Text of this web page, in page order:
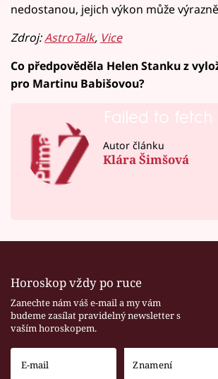
nedostanou, jejich výkon může
Zdroj:AstroTalk, Vice
Co předpověděla Helen Stanku z
pro Martinu Babišovou?
Failed to fetch
Autor článku
Klára Šimšová
Horoskop vždy po ruce
Zanechte nám váš e-mail a my vám
budeme zasílat pravidelný newsletter s
vaším horoskopem.